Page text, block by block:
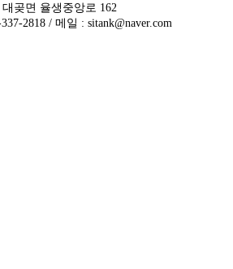
곶면 율생중앙로 162
2818 / 메일 : sitank@naver.com